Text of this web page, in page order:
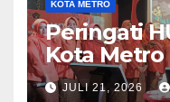
KOTA METRO
Peringati
Kota Metro
Fashion
JULI 21, 2026